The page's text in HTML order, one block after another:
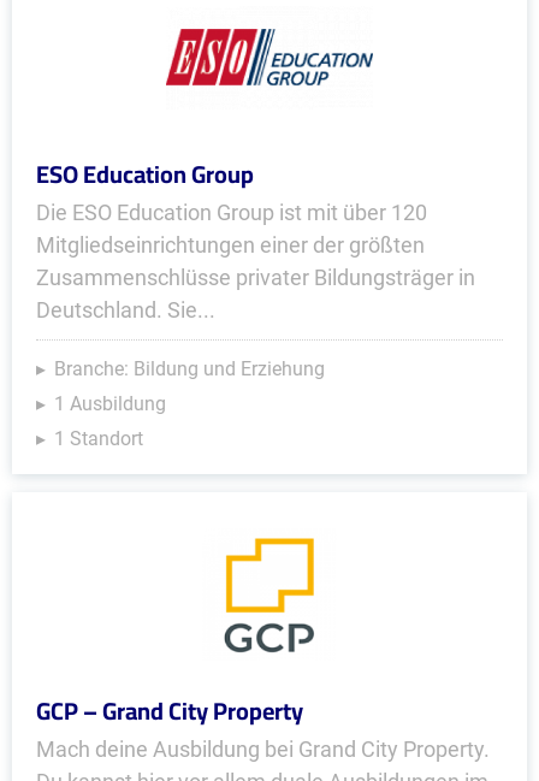
ESO Education Group
Die ESO Education Group ist mit über 120
Mitgliedseinrichtungen einer der größten
Zusammenschlüsse privater Bildungsträger in
Deutschland. Sie...
Branche: Bildung und Erziehung
1 Ausbildung
1 Standort
GCP – Grand City Property
Mach deine Ausbildung bei Grand City Property.